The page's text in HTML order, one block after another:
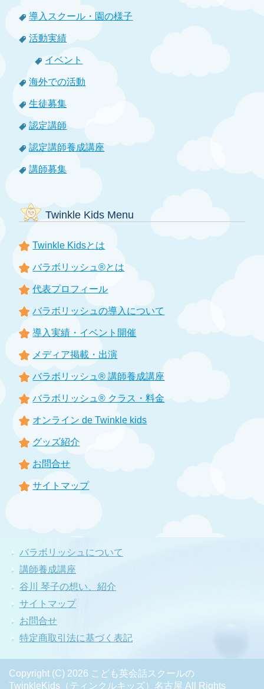
導入スクール・園の様子
活動実績
イベント
海外での活動
生徒募集
認定講師
認定講師養成講座
講師募集
Twinkle Kids Menu
Twinkle Kidsとは
バラボリッシュ®とは
代表プロフィール
バラボリッシュの導入について
導入実績・イベント開催
メディア掲載・出演
バラボリッシュ® 講師養成講座
バラボリッシュ® クラス・料金
オンライン de Twinkle kids
グッズ紹介
お問合せ
サイトマップ
バラボリッシュについて
講師養成講座
谷川 琴子の想い、紹介
サイトマップ
お問合せ
特定商取引法に基づく表記
Copyright (C) 2026 こども英会話スクールの
TwinkleKids（ティンクルキッズ）名古屋 All Rights